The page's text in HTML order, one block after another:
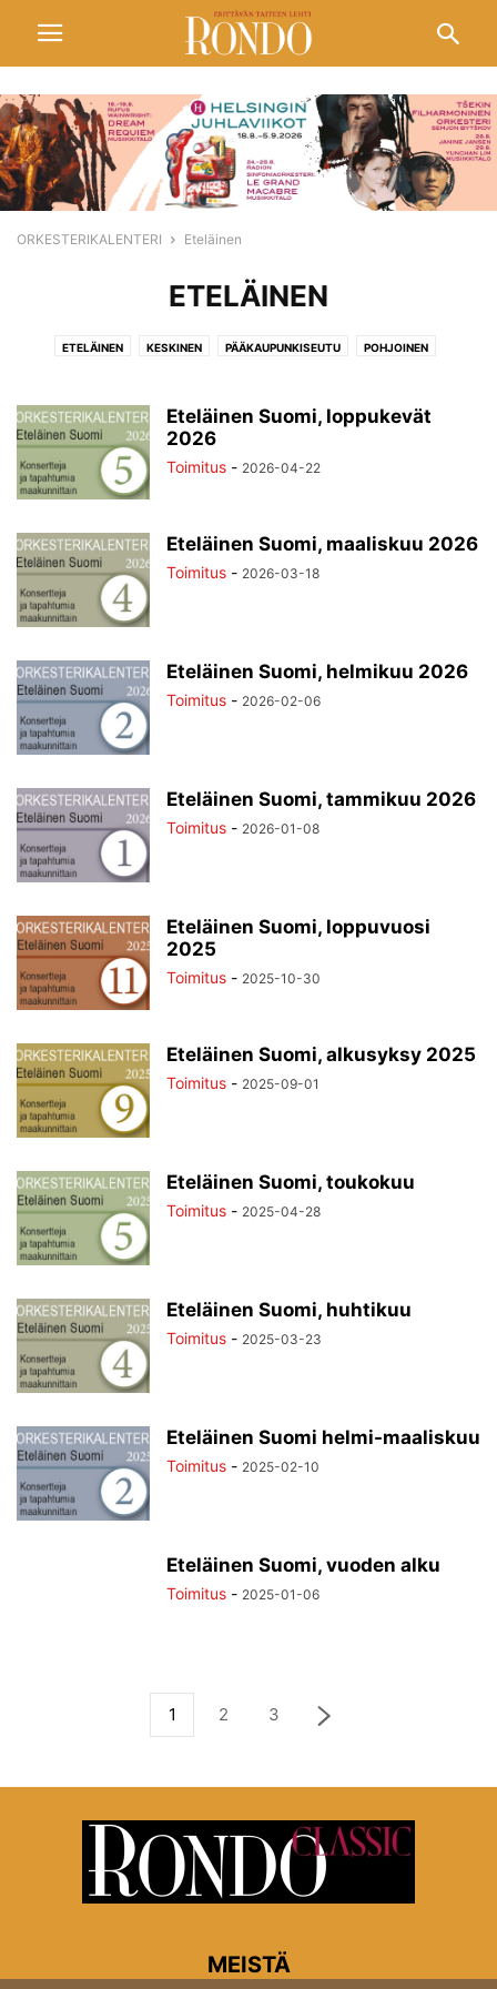
ORKESTERIKALENTERI Eteläinen
ETELÄINEN
ETELÄINEN KESKINEN PÄÄKAUPUNKISEUTU POHJOINEN
Eteläinen Suomi, loppukevät
2026
Toimitus - 2026-04-22
Eteläinen Suomi, maaliskuu 2026
Toimitus - 2026-03-18
Eteläinen Suomi, helmikuu 2026
Toimitus - 2026-02-06
Eteläinen Suomi, tammikuu 2026
Toimitus - 2026-01-08
Eteläinen Suomi, loppuvuosi
2025
Toimitus - 2025-10-30
Eteläinen Suomi, alkusyksy 2025
Toimitus - 2025-09-01
Eteläinen Suomi, toukokuu
Toimitus - 2025-04-28
Eteläinen Suomi, huhtikuu
Toimitus - 2025-03-23
Eteläinen Suomi helmi-maaliskuu
Toimitus - 2025-02-10
Eteläinen Suomi, vuoden alku
Toimitus - 2025-01-06
1 2 3
MEISTÄ